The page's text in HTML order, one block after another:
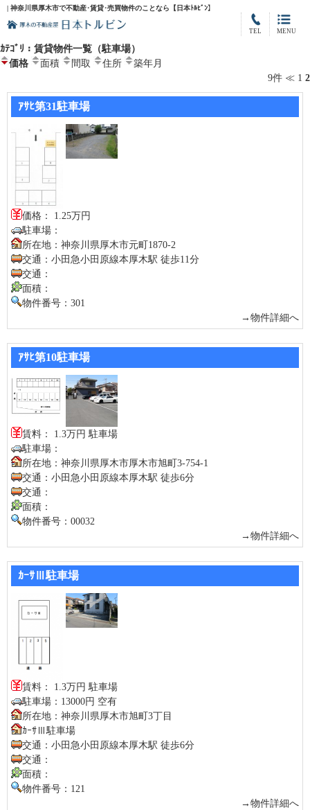
| 神奈川県厚木市で不動産･賃貸･売買物件のことなら【日本ﾄﾙﾋﾞﾝ】
MENU
TEL
ｶﾃｺﾞﾘ：賃貸物件一覧（駐車場）
価格
面積 間取 住所
築年月
9件 ≪ 1 2
ｱｻﾋ第31駐車場
価格： 1.25万円
駐車場：
所在地：神奈川県厚木市元町1870-2
交通：小田急小田原線本厚木駅 徒歩11分
交通：
面積：
物件番号：301
→物件詳細へ
ｱｻﾋ第10駐車場
賃料： 1.3万円 駐車場
駐車場：
所在地：神奈川県厚木市厚木市旭町3-754-1
交通：小田急小田原線本厚木駅 徒歩6分
交通：
面積：
物件番号：00032
→物件詳細へ
ｶｰｻⅢ駐車場
賃料： 1.3万円 駐車場
駐車場：13000円 空有
所在地：神奈川県厚木市旭町3丁目
ｶｰｻⅢ駐車場
交通：小田急小田原線本厚木駅 徒歩6分
交通：
面積：
物件番号：121
→物件詳細へ